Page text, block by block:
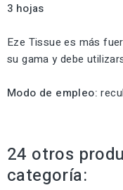
3 hojas
Eze Tissue es más
su gama y debe
Modo de empleo:
24 otros
categoría: